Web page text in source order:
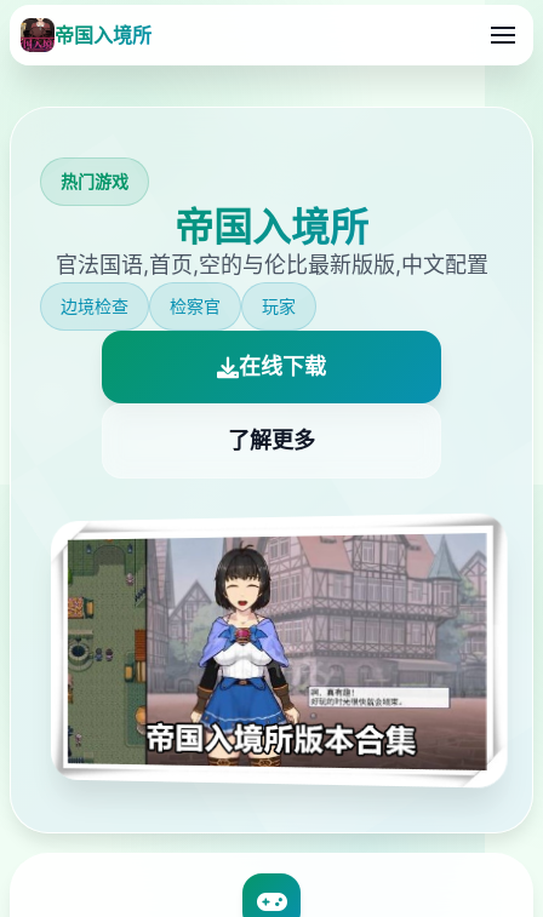
帝国入境所
热门游戏
帝国入境所
官法国语,首页,空的与伦比最新版版,中文配置
边境检查 检察官 玩家
在线下载
了解更多